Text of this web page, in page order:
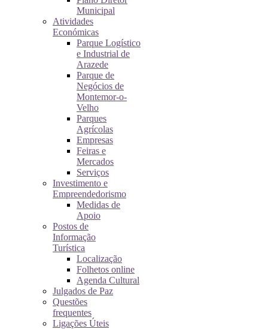
Municipal
Atividades
Económicas
Parque Logístico
e Industrial de
Arazede
Parque de
Negócios de
Montemor-o-
Velho
Parques
Agrícolas
Empresas
Feiras e
Mercados
Serviços
Investimento e
Empreendedorismo
Medidas de
Apoio
Postos de
Informação
Turística
Localização
Folhetos online
Agenda Cultural
Julgados de Paz
Questões
frequentes
Ligações Úteis